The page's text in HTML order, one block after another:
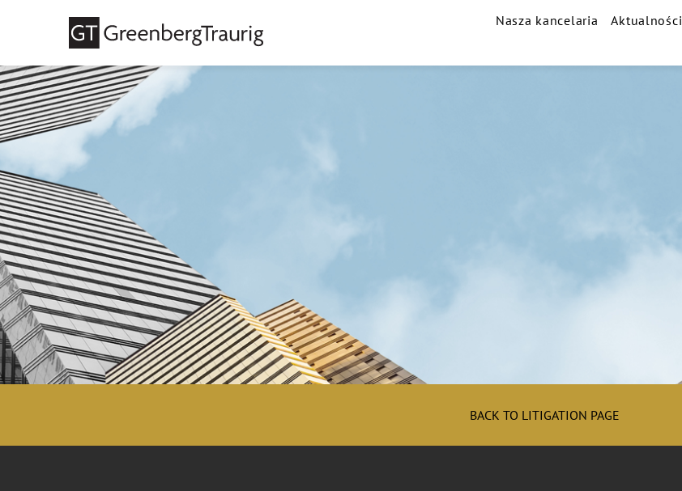
Nasza kancelaria Aktualności
BACK TO LITIGATION PAGE